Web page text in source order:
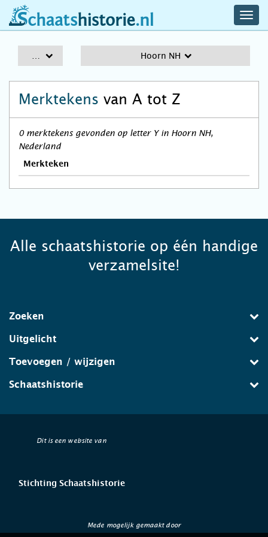
schaatshistorie.nl
Hoorn NH
Merktekens van A tot Z
0 merktekens gevonden op letter Y in Hoorn NH,
Nederland
Merkteken
Alle schaatshistorie op één handige
verzamelsite!
Zoeken
Uitgelicht
Toevoegen / wijzigen
Schaatshistorie
Dit is een website van
Stichting Schaatshistorie
Mede mogelijk gemaakt door